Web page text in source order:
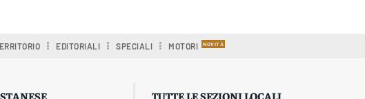
EDITORIALI SPECIALI MOTORI
TUTTE LE SEZIONI LOCALI